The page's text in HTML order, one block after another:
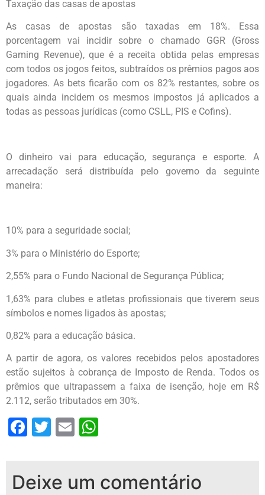
Taxação das casas de apostas
As casas de apostas são taxadas em 18%. Essa
porcentagem vai incidir sobre o chamado GGR (Gross
Gaming Revenue), que é a receita obtida pelas empresas
com todos os jogos feitos, subtraídos os prêmios pagos aos
jogadores. As bets ficarão com os 82% restantes, sobre os
quais ainda incidem os mesmos impostos já aplicados a
todas as pessoas jurídicas (como CSLL, PIS e Cofins).
O dinheiro vai para educação, segurança e esporte. A
arrecadação será distribuída pelo governo da seguinte
maneira:
10% para a seguridade social;
3% para o Ministério do Esporte;
2,55% para o Fundo Nacional de Segurança Pública;
1,63% para clubes e atletas profissionais que tiverem seus
símbolos e nomes ligados às apostas;
0,82% para a educação básica.
A partir de agora, os valores recebidos pelos apostadores
estão sujeitos à cobrança de Imposto de Renda. Todos os
prêmios que ultrapassem a faixa de isenção, hoje em R$
2.112, serão tributados em 30%.
Facebook
Twitter
Email
Deixe um comentário